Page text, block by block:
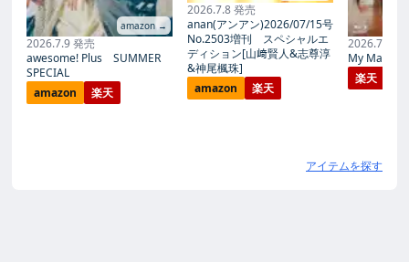
amazon →
2026.7.9 発売
awesome! Plus SUMMER
SPECIAL
amazon
楽天
2026.7.8 発売
anan(アンアン)2026/07/15号
No.2503増刊 スペシャルエ
ディション[山﨑賢人&志尊淳
&神尾楓珠]
amazon
楽天
2026.7.27
My Magic
楽天
アイテムを探す